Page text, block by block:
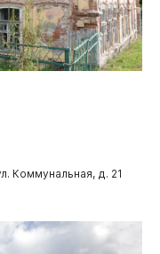
Коммунальная, д. 21